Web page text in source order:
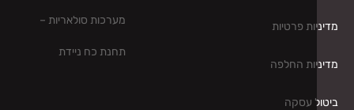
פרטיות
החלפה
עסקה
מערכות סולאריות –
תחנת כח ניידת